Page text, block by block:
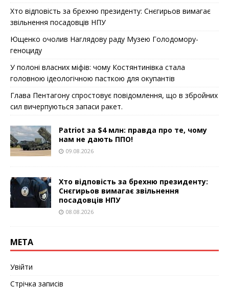
Хто відповість за брехню президенту: Снєгирьов вимагає
звільнення посадовців НПУ
Ющенко очолив Наглядову раду Музею Голодомору-
геноциду
У полоні власних міфів: чому Костянтинівка стала
головною ідеологічною пасткою для окупантів
Глава Пентагону спростовує повідомлення, що в збройних
сил вичерпуються запаси ракет.
Patriot за $4 млн: правда про те, чому
нам не дають ППО!
09.08.2026
Хто відповість за брехню президенту:
Снєгирьов вимагає звільнення
посадовців НПУ
08.08.2026
МЕТА
Увійти
Стрічка записів